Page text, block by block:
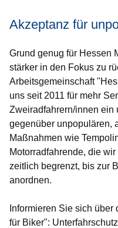
Akzeptanz für
Grund genug für Hessen
stärker in den Fokus zu
Arbeitsgemeinschaft
uns seit 2011 für mehr
Zweiradfahrern/innen ein
gegenüber unpopulären,
Maßnahmen wie
Motorradfahrende, die
zeitlich begrenzt, bis zur
anordnen.
Informieren Sie sich über
für Biker":